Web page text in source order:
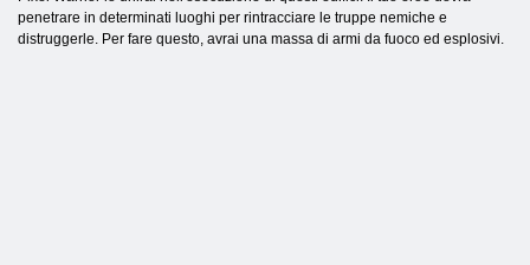
penetrare in determinati luoghi per rintracciare le truppe nemiche e
distruggerle. Per fare questo, avrai una massa di armi da fuoco ed esplosivi.